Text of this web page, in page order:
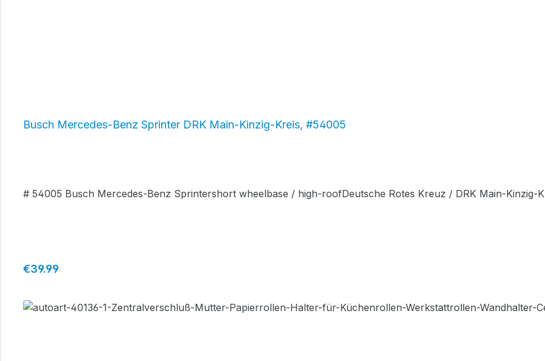
Busch Mercedes-Benz Sprinter DRK Main-Kinzig-Kreis, #54005
# 54005 Busch Mercedes-Benz Sprintershort wheelbase / high-roofDeutsche Rotes Kreuz / DRK Main-Kinzig-
Regular price:
€39.99